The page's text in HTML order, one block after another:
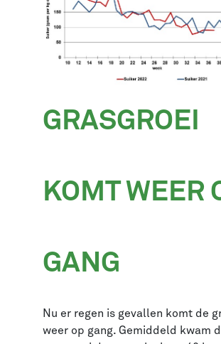
GRASGROEI
KOMT WEER
GANG
Nu er regen is gevallen komt de
weer op gang. Gemiddeld kwam